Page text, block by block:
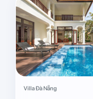
Villa Đà Nẵng